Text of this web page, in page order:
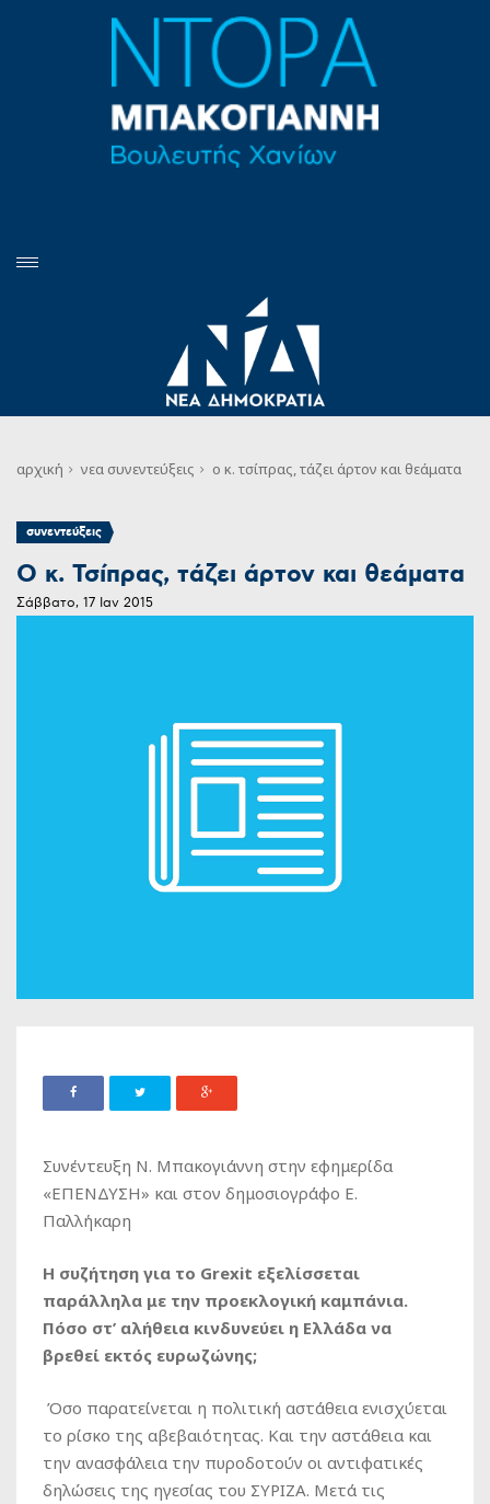
αρχική νεα συνεντεύξεις ο κ. τσίπρας, τάζει άρτον και θεάματα
συνεντεύξεις
Ο κ. Τσίπρας, τάζει άρτον και θεάματα
Σάββατο, 17 Ιαν 2015
Συνέντευξη Ν. Μπακογιάννη στην εφημερίδα
«ΕΠΕΝΔΥΣΗ» και στον δημοσιογράφο Ε.
Παλλήκαρη
Η συζήτηση για το Grexit εξελίσσεται
παράλληλα με την προεκλογική καμπάνια.
Πόσο στ’ αλήθεια κινδυνεύει η Ελλάδα να
βρεθεί εκτός ευρωζώνης;
Όσο παρατείνεται η πολιτική αστάθεια ενισχύεται
το ρίσκο της αβεβαιότητας. Και την αστάθεια και
την ανασφάλεια την πυροδοτούν οι αντιφατικές
δηλώσεις της ηγεσίας του ΣΥΡΙΖΑ. Μετά τις